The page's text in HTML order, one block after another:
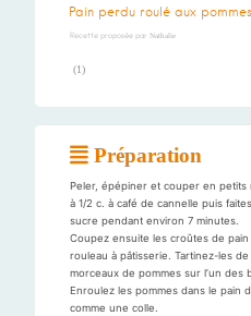
Pain perdu roulé aux
Recette proposée par Nathalie
(1)
Préparation
Peler, épépiner et couper en petits
à 1/2 c. à café de cannelle puis
sucre pendant environ 7 minutes.
Coupez ensuite les croûtes de pain
rouleau à pâtisserie. Tartinez-les
morceaux de pommes sur l’un des
Enroulez les pommes dans le pain
comme une colle.